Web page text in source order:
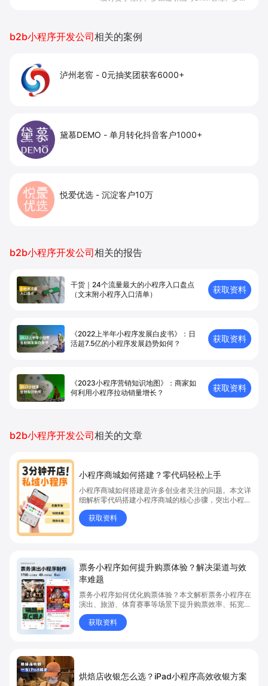
b2b小程序开发公司相关的案例
泸州老窖 - 0元抽奖团获客6000+
黛慕DEMO - 单月转化抖音客户1000+
悦爱优选 - 沉淀客户10万
b2b小程序开发公司相关的报告
干货｜24个流量最大的小程序入口盘点
（文末附小程序入口清单）
获取资料
《2022上半年小程序发展白皮书》：日
活超7.5亿的小程序发展趋势如何？
获取资料
《2023小程序营销知识地图》：商家如
何利用小程序拉动销量增长？
获取资料
b2b小程序开发公司相关的文章
小程序商城如何搭建？零代码轻松上手
小程序商城如何搭建是许多创业者关注的问题。本文详
细解析零代码搭建小程序商城的核心步骤，突出小程序
商城、商城搭建与零代码开店优势，帮助你轻松实现商
品上架、全渠道销售及高效会员运营，快速开启线上卖
货新模式。点击获取详细操作指南！
获取资料
票务小程序如何提升购票体验？解决渠道与效
率难题
票务小程序如何优化购票体验？本文解析票务小程序在
演出、旅游、体育赛事等场景下提升购票效率、拓宽销
售渠道、实现会员精准营销的具体方式。关键词包括
“票务小程序”、“购票体验”、“购票效率”。
获取资料
烘焙店收银怎么选？iPad小程序高效收银方案